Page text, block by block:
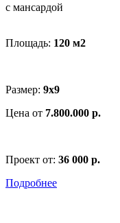
с мансардой
Площадь: 120 м2
Размер: 9х9
Цена от 7.800.000 р.
Проект от: 36 000 р.
Подробнее